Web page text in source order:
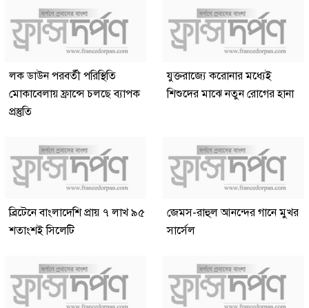
লক ডাউন পরবর্তী পরিস্থিতি
মোকাবেলায় ফ্রান্সে চলছে ব্যাপক
প্রস্তুতি
যুক্তরাজ্যে করোনার মধ্যেই
শিশুদের মাঝে নতুন রোগের হানা
ব্রিটেনে বাংলাদেশি প্রায় ৭ লাখ ৯৫
শতাংশই সিলেটি
জেমস-রাহুল আনন্দের গানে মুখর
সার্সেল